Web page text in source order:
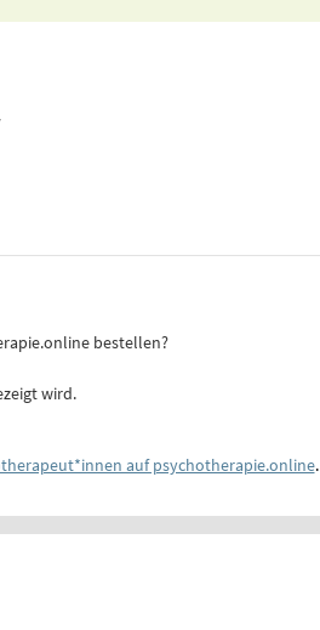
bestellen?
wird.
auf psychotherapie.online.